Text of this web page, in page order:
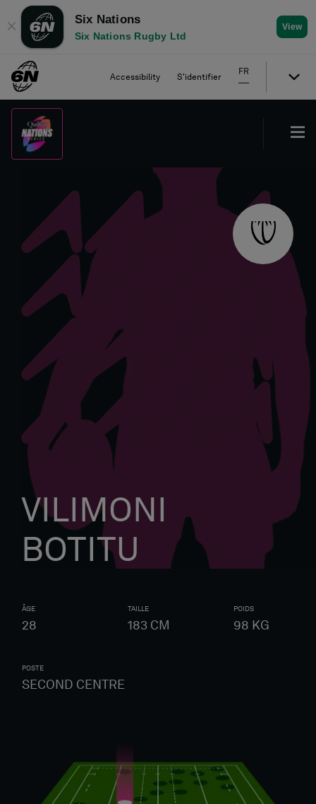
✕
Six Nations
Six Nations Rugby Ltd
View
Accessibility S'identifier
FR
VILIMONI
BOTITU
ÂGE
28
TAILLE
183 CM
POIDS
98 KG
POSTE
SECOND CENTRE